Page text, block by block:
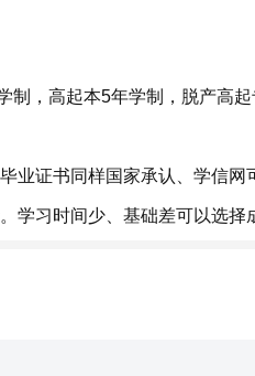
，高起本5年学制，脱产高
证书同样国家承认、学信网
学习时间少、基础差可以选择